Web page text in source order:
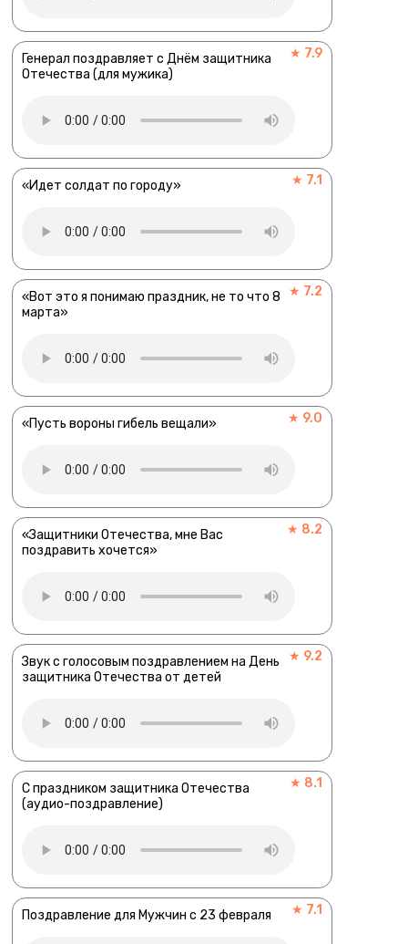
Генерал поздравляет с Днём защитника
Отечества (для мужика)
★ 7.9
«Идет солдат по городу» ★ 7.1
«Вот это я понимаю праздник, не то что 8
марта»
★ 7.2
«Пусть вороны гибель вещали» ★ 9.0
«Защитники Отечества, мне Вас
поздравить хочется»
★ 8.2
Звук с голосовым поздравлением на День
защитника Отечества от детей
★ 9.2
С праздником защитника Отечества
(аудио-поздравление)
★ 8.1
Поздравление для Мужчин с 23 февраля ★ 7.1